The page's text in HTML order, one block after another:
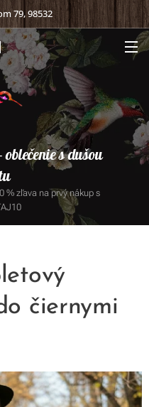
79, 98532
s dušou
% zľava na prvý nákup s
čiernymi